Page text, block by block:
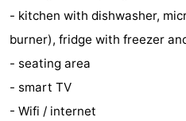
Strandcamping
Valkenisse
-
Zee,
Bos
Hôtels
Last
- kitchen with dishwasher,
burner), fridge with freezer
- seating area
- smart TV
- Wifi / internet